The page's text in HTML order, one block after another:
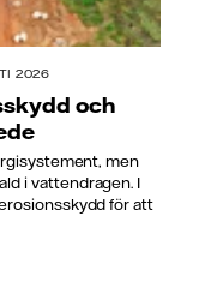
2026
och
men
i vattendragen. I
för att